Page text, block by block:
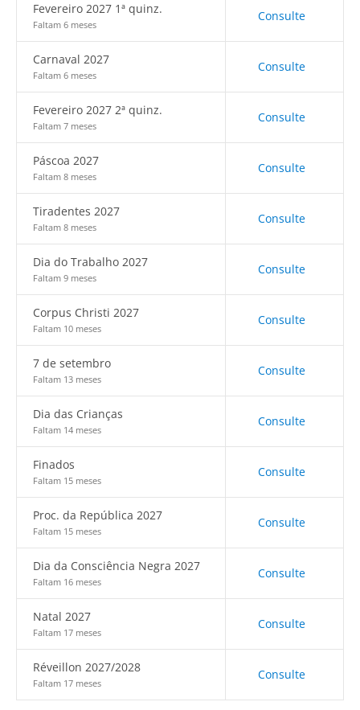
Fevereiro 2027 1ª quinz.
Faltam 6 meses
Consulte
Carnaval 2027
Faltam 6 meses
Consulte
Fevereiro 2027 2ª quinz.
Faltam 7 meses
Consulte
Páscoa 2027
Faltam 8 meses
Consulte
Tiradentes 2027
Faltam 8 meses
Consulte
Dia do Trabalho 2027
Faltam 9 meses
Consulte
Corpus Christi 2027
Faltam 10 meses
Consulte
7 de setembro
Faltam 13 meses
Consulte
Dia das Crianças
Faltam 14 meses
Consulte
Finados
Faltam 15 meses
Consulte
Proc. da República 2027
Faltam 15 meses
Consulte
Dia da Consciência Negra 2027
Faltam 16 meses
Consulte
Natal 2027
Faltam 17 meses
Consulte
Réveillon 2027/2028
Faltam 17 meses
Consulte